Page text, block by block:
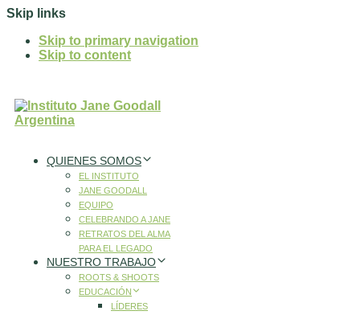
Skip links
Skip to primary navigation
Skip to content
QUIENES SOMOS
EL INSTITUTO
JANE GOODALL
EQUIPO
CELEBRANDO A JANE
RETRATOS DEL ALMA
PARA EL LEGADO
NUESTRO TRABAJO
ROOTS & SHOOTS
EDUCACIÓN
LÍDERES